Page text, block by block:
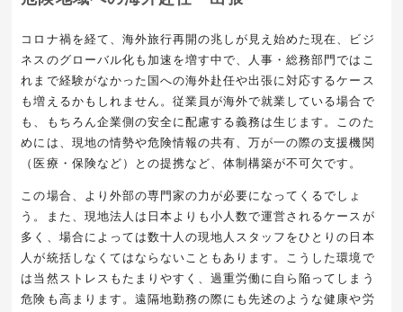
コロナ禍を経て、海外旅行再開の兆しが見え始めた現在、ビジ
ネスのグローバル化も加速を増す中で、人事・総務部門ではこ
れまで経験がなかった国への海外赴任や出張に対応するケース
も増えるかもしれません。従業員が海外で就業している場合で
も、もちろん企業側の安全に配慮する義務は生じます。このた
めには、現地の情勢や危険情報の共有、万が一の際の支援機関
（医療・保険など）との提携など、体制構築が不可欠です。
この場合、より外部の専門家の力が必要になってくるでしょ
う。また、現地法人は日本よりも小人数で運営されるケースが
多く、場合によっては数十人の現地人スタッフをひとりの日本
人が統括しなくてはならないこともあります。こうした環境で
は当然ストレスもたまりやすく、過重労働に自ら陥ってしまう
危険も高まります。遠隔地勤務の際にも先述のような健康や労